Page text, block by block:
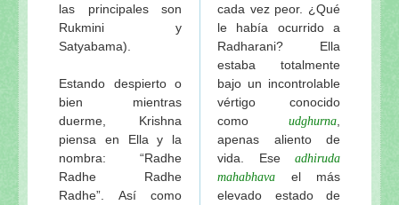
La especialidad del baile de Sriman Mahaprabhu
El amoroso pasatiempo del Señor Jagannatha de
Sri Sri Jagannatha-deva-stavah, por Sri Sanatana
Visuddha-sattva Das - INDICE de NOTAS
las principales son
Rukmini y
Satyabama).
Estando despierto o
bien mientras
duerme, Krishna
piensa en Ella y la
nombra: “Radhe
Radhe Radhe
Radhe”. Así como
cada vez peor. ¿Qué
le había ocurrido a
Radharani? Ella
estaba totalmente
bajo un incontrolable
vértigo conocido
como udghurna
apenas aliento de
vida. Ese adhiruda
mahabhava el más
elevado estado de